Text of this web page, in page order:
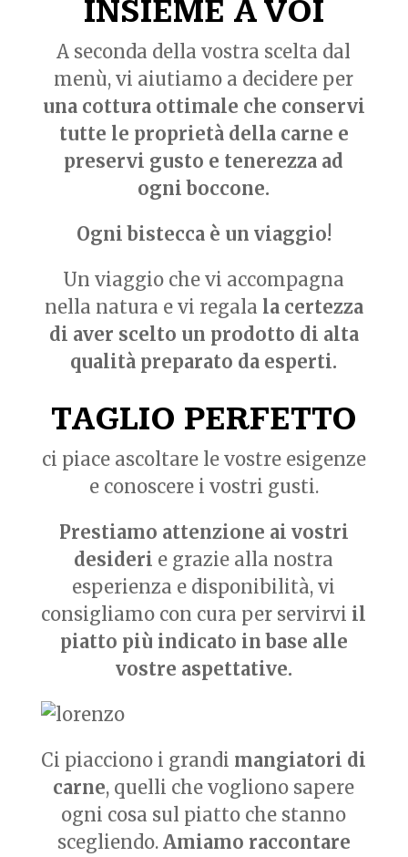
INSIEME A VOI
A seconda della vostra scelta dal
menù, vi aiutiamo a decidere per
una cottura ottimale che conservi
tutte le proprietà della carne e
preservi gusto e tenerezza ad
ogni boccone.
Ogni bistecca è un viaggio!
Un viaggio che vi accompagna
nella natura e vi regala la certezza
di aver scelto un prodotto di alta
qualità preparato da esperti.
TAGLIO PERFETTO
ci piace ascoltare le vostre esigenze
e conoscere i vostri gusti.
Prestiamo attenzione ai vostri
desideri e grazie alla nostra
esperienza e disponibilità, vi
consigliamo con cura per servirvi il
piatto più indicato in base alle
vostre aspettative.
Ci piacciono i grandi mangiatori di
carne, quelli che vogliono sapere
ogni cosa sul piatto che stanno
scegliendo. Amiamo raccontare